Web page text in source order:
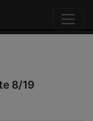
8/19